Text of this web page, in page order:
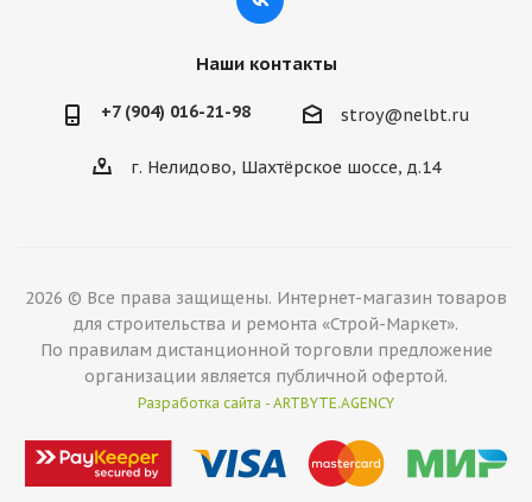
Наши контакты
+7 (904) 016-21-98 stroy@nelbt.ru
г. Нелидово, Шахтёрское шоссе, д.14
2026 © Все права защищены. Интернет-магазин товаров
для строительства и ремонта «Строй-Маркет».
По правилам дистанционной торговли предложение
организации является публичной офертой.
Разработка сайта - ARTBYTE.AGENCY